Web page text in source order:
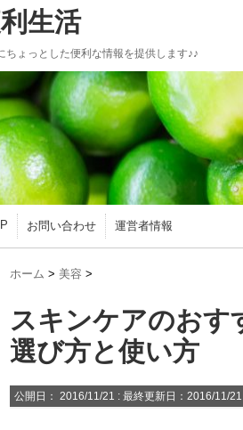
生活
ちょっとした便利な情報を提供します♪♪
お問い合わせ 運営者情報
ホーム > 美容 >
スキンケアのおす
選び方と使い方
公開日： 2016/11/21 : 最終更新日：2016/11/21